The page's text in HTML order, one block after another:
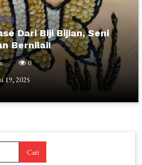
Dari Biji Bijian, Seni
Bernilai!
0
19, 2025
Cari